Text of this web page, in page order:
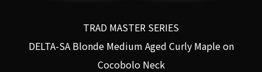
TRAD MASTER SERIES
DELTA-SA Blonde Medium Aged Curly Maple on
Cocobolo Neck